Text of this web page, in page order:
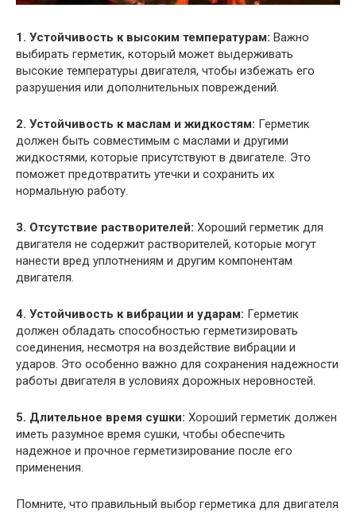
1. Устойчивость к высоким температурам: Важно
выбирать герметик, который может выдерживать
высокие температуры двигателя, чтобы избежать его
разрушения или дополнительных повреждений.
2. Устойчивость к маслам и жидкостям: Герметик
должен быть совместимым с маслами и другими
жидкостями, которые присутствуют в двигателе. Это
поможет предотвратить утечки и сохранить их
нормальную работу.
3. Отсутствие растворителей: Хороший герметик для
двигателя не содержит растворителей, которые могут
нанести вред уплотнениям и другим компонентам
двигателя.
4. Устойчивость к вибрации и ударам: Герметик
должен обладать способностью герметизировать
соединения, несмотря на воздействие вибрации и
ударов. Это особенно важно для сохранения надежности
работы двигателя в условиях дорожных неровностей.
5. Длительное время сушки: Хороший герметик должен
иметь разумное время сушки, чтобы обеспечить
надежное и прочное герметизирование после его
применения.
Помните, что правильный выбор герметика для двигателя